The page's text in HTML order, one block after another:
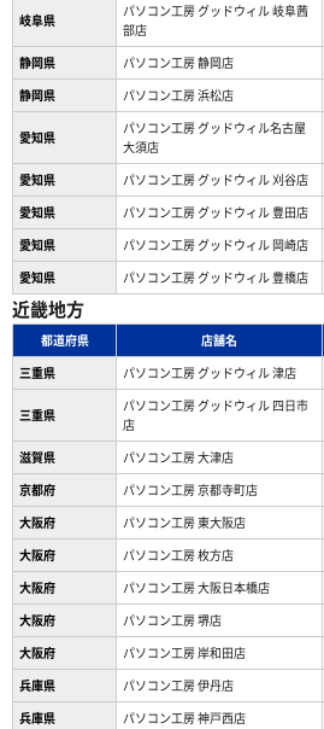
岐阜県
パソコン工房 グッドウィル 岐阜茜
部店
静岡県 パソコン工房 静岡店
静岡県
パソコン工房 浜松店
愛知県
パソコン工房 グッドウィル名古屋
大須店
愛知県 パソコン工房 グッドウィル 刈谷店
愛知県
パソコン工房 グッドウィル 豊田店
愛知県
パソコン工房 グッドウィル 岡崎店
愛知県
パソコン工房 グッドウィル 豊橋店
近畿地方
都道府県 店舗名
三重県
パソコン工房 グッドウィル 津店
三重県
パソコン工房 グッドウィル 四日市
店
滋賀県 パソコン工房 大津店
京都府
パソコン工房 京都寺町店
大阪府
パソコン工房 東大阪店
大阪府
パソコン工房 枚方店
大阪府
パソコン工房 大阪日本橋店
大阪府
パソコン工房 堺店
大阪府
パソコン工房 岸和田店
兵庫県
パソコン工房 伊丹店
兵庫県
パソコン工房 神戸西店